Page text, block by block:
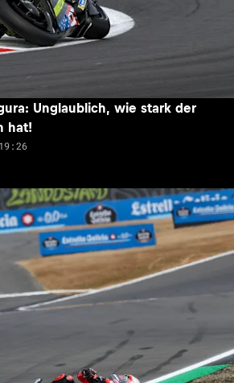
Unglaublich, wie stark der
hat!